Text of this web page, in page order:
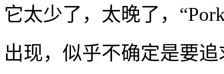
它太少了，太晚了，
出现，似乎不确定是要